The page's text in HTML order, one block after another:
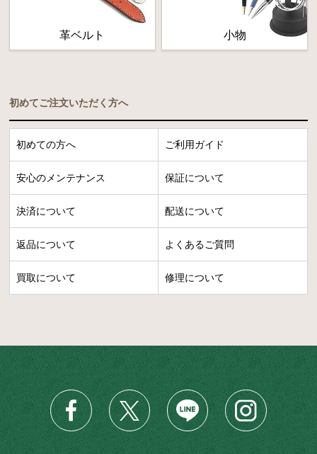
革ベルト 小物
初めてご注文いただく方へ
初めての方へ ご利用ガイド
安心のメンテナンス 保証について
決済について 配送について
返品について よくあるご質問
買取について 修理について